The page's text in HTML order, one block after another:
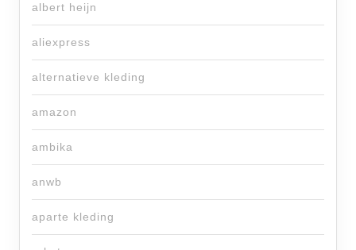
albert heijn
aliexpress
alternatieve kleding
amazon
ambika
anwb
aparte kleding